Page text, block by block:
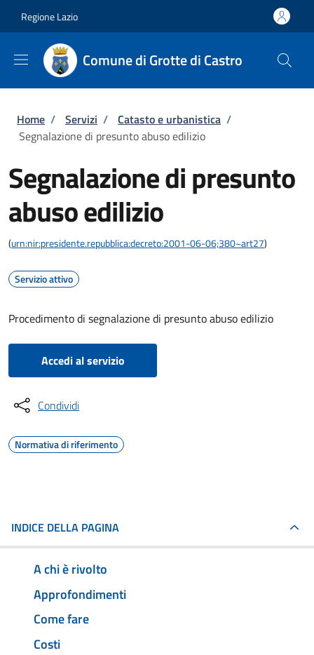
Regione Lazio
Comune di Grotte di Castro
Briciole di pane
Home / Servizi / Catasto e urbanistica /
Segnalazione di presunto abuso edilizio
Segnalazione di presunto
abuso edilizio
(urn:nir:presidente.repubblica:decreto:2001-06-06;380~art27)
Servizio attivo
Procedimento di segnalazione di presunto abuso edilizio
Accedi al servizio
Condividi
Normativa di riferimento
INDICE DELLA PAGINA
A chi è rivolto
Approfondimenti
Come fare
Costi